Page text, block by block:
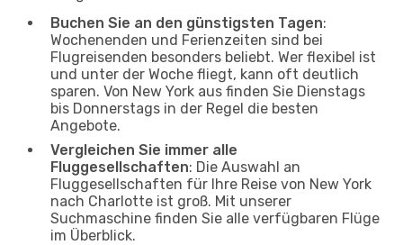
Buchen Sie an den günstigsten Tagen:
Wochenenden und Ferienzeiten sind bei
Flugreisenden besonders beliebt. Wer flexibel ist
und unter der Woche fliegt, kann oft deutlich
sparen. Von New York aus finden Sie Dienstags
bis Donnerstags in der Regel die besten
Angebote.
Vergleichen Sie immer alle
Fluggesellschaften: Die Auswahl an
Fluggesellschaften für Ihre Reise von New York
nach Charlotte ist groß. Mit unserer
Suchmaschine finden Sie alle verfügbaren Flüge
im Überblick.